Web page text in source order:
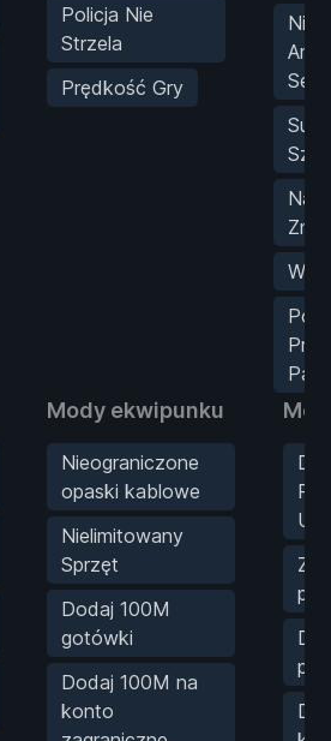
Policja Nie
Strzela
Prędkość Gry
Mody ekwipunku
Nieograniczone
opaski kablowe
Nielimitowany
Sprzęt
Dodaj 100M
gotówki
Dodaj 100M na
konto